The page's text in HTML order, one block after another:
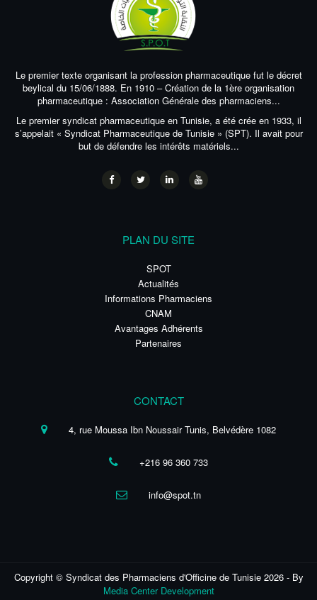
Le premier texte organisant la profession pharmaceutique fut le décret
beylical du 15/06/1888. En 1910 – Création de la 1ère organisation
pharmaceutique : Association Générale des pharmaciens...
Le premier syndicat pharmaceutique en Tunisie, a été crée en 1933, il
s’appelait « Syndicat Pharmaceutique de Tunisie » (SPT). Il avait pour
but de défendre les intérêts matériels...
PLAN DU SITE
SPOT
Actualités
Informations Pharmaciens
CNAM
Avantages Adhérents
Partenaires
CONTACT
4, rue Moussa Ibn Noussair Tunis, Belvédère 1082
+216 96 360 733
info@spot.tn
Copyright © Syndicat des Pharmaciens d'Officine de Tunisie 2026 - By
Media Center Development